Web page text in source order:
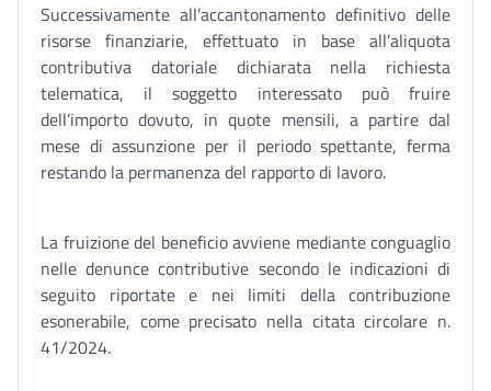
Successivamente all’accantonamento definitivo delle
risorse finanziarie, effettuato in base all’aliquota
contributiva datoriale dichiarata nella richiesta
telematica, il soggetto interessato può fruire
dell’importo dovuto, in quote mensili, a partire dal
mese di assunzione per il periodo spettante, ferma
restando la permanenza del rapporto di lavoro.
La fruizione del beneficio avviene mediante conguaglio
nelle denunce contributive secondo le indicazioni di
seguito riportate e nei limiti della contribuzione
esonerabile, come precisato nella citata circolare n.
41/2024.